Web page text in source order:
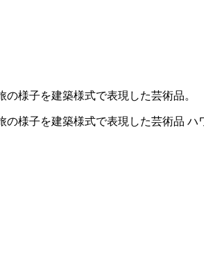
様子を建築様式で表現した芸術品。
様子を建築様式で表現した芸術品